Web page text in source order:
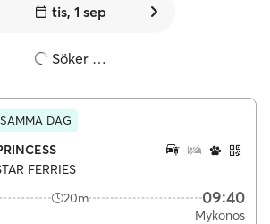
tis, 1 sep
Söker …
DAG
FERRIES
20m 09:40
Mykonos